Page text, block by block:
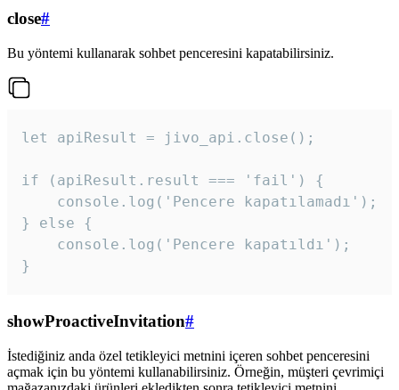
close#
Bu yöntemi kullanarak sohbet penceresini kapatabilirsiniz.
let apiResult = jivo_api.close();
if (apiResult.result === 'fail') {
    console.log('Pencere kapatılamadı');
} else {
    console.log('Pencere kapatıldı');
}
showProactiveInvitation#
İstediğiniz anda özel tetikleyici metnini içeren sohbet penceresini
açmak için bu yöntemi kullanabilirsiniz. Örneğin, müşteri çevrimiçi